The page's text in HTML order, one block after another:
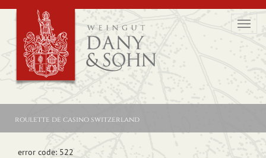
roulette de casino switzerland
error code: 522